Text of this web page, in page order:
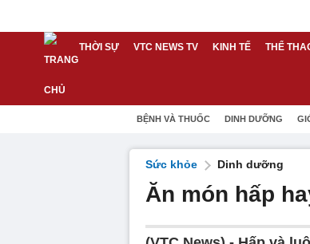
THỜI SỰ VTC NEWS TV KINH TẾ THỂ
BỆNH VÀ THUỐC DINH DƯỠNG
Sức khỏe Dinh dưỡng
Ăn món hấp